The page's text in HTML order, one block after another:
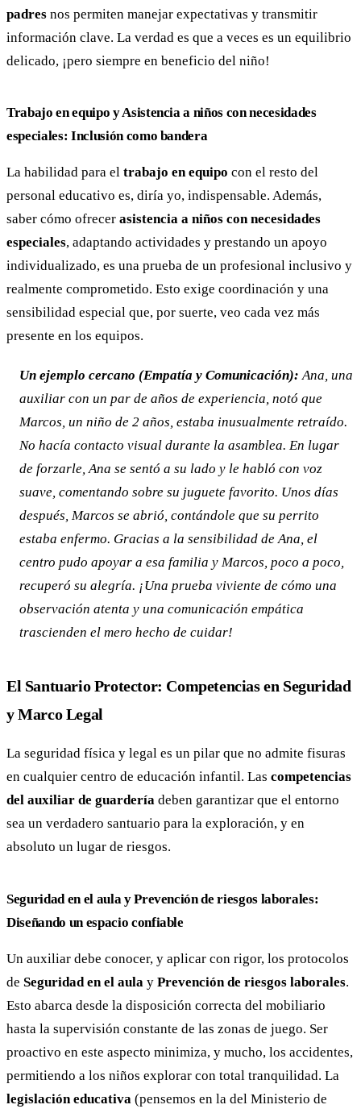
padres nos permiten manejar expectativas y transmitir
información clave. La verdad es que a veces es un equilibrio
delicado, ¡pero siempre en beneficio del niño!
Trabajo en equipo y Asistencia a niños con necesidades
especiales: Inclusión como bandera
La habilidad para el trabajo en equipo con el resto del
personal educativo es, diría yo, indispensable. Además,
saber cómo ofrecer asistencia a niños con necesidades
especiales, adaptando actividades y prestando un apoyo
individualizado, es una prueba de un profesional inclusivo y
realmente comprometido. Esto exige coordinación y una
sensibilidad especial que, por suerte, veo cada vez más
presente en los equipos.
Un ejemplo cercano (Empatía y Comunicación): Ana, una
auxiliar con un par de años de experiencia, notó que
Marcos, un niño de 2 años, estaba inusualmente retraído.
No hacía contacto visual durante la asamblea. En lugar
de forzarle, Ana se sentó a su lado y le habló con voz
suave, comentando sobre su juguete favorito. Unos días
después, Marcos se abrió, contándole que su perrito
estaba enfermo. Gracias a la sensibilidad de Ana, el
centro pudo apoyar a esa familia y Marcos, poco a poco,
recuperó su alegría. ¡Una prueba viviente de cómo una
observación atenta y una comunicación empática
trascienden el mero hecho de cuidar!
El Santuario Protector: Competencias en Seguridad
y Marco Legal
La seguridad física y legal es un pilar que no admite fisuras
en cualquier centro de educación infantil. Las competencias
del auxiliar de guardería deben garantizar que el entorno
sea un verdadero santuario para la exploración, y en
absoluto un lugar de riesgos.
Seguridad en el aula y Prevención de riesgos laborales:
Diseñando un espacio confiable
Un auxiliar debe conocer, y aplicar con rigor, los protocolos
de Seguridad en el aula y Prevención de riesgos laborales.
Esto abarca desde la disposición correcta del mobiliario
hasta la supervisión constante de las zonas de juego. Ser
proactivo en este aspecto minimiza, y mucho, los accidentes,
permitiendo a los niños explorar con total tranquilidad. La
legislación educativa (pensemos en la del Ministerio de